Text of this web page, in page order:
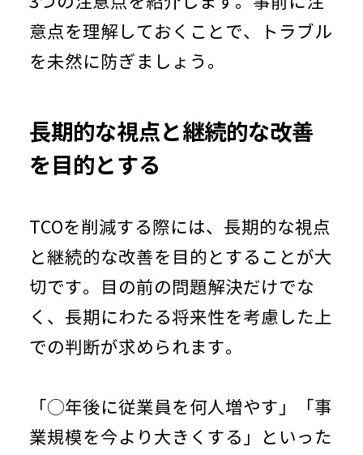
意点を理解しておくことで、トラブル
を未然に防ぎましょう。
長期的な視点と継続的な改善
を目的とする
TCOを削減する際には、長期的な視点
と継続的な改善を目的とすることが大
切です。目の前の問題解決だけでな
く、長期にわたる将来性を考慮した上
での判断が求められます。
「◯年後に従業員を何人増やす」「事
業規模を今より大きくする」といった